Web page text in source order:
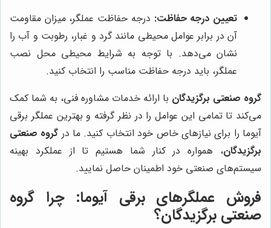
تعیین درجه حفاظت: درجه حفاظت عملگر، میزان مقاومت
آن در برابر عوامل محیطی مانند گرد و غبار، رطوبت و آب را
نشان می‌دهد. با توجه به شرایط محیطی محل نصب
عملگر، باید درجه حفاظت مناسب را انتخاب کنید.
گروه صنعتی برگزیدگان با ارائه خدمات مشاوره فنی، به شما کمک
می‌کند تا تمامی این عوامل را در نظر گرفته و بهترین عملگر برقی
آیوما را برای نیازهای خاص خود انتخاب کنید. ما در گروه صنعتی
برگزیدگان، همواره در کنار شما هستیم تا از عملکرد بهینه
سیستم‌های صنعتی خود اطمینان حاصل نمایید.
فروش عملگرهای برقی آیوما: چرا گروه
صنعتی برگزیدگان؟